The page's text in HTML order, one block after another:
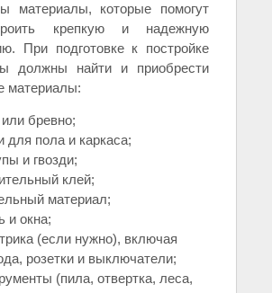
материалы, которые помогут
крепкую и надежную
При подготовке к постройке
должны найти и приобрести
материалы:
бревно;
для пола и каркаса;
и гвозди;
клей;
материал;
и окна;
(если нужно), включая
розетки и выключатели;
(пила, отвертка, леса,